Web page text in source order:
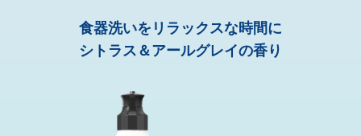
食器洗いをリラックスな時間に
シトラス＆アールグレイの香り